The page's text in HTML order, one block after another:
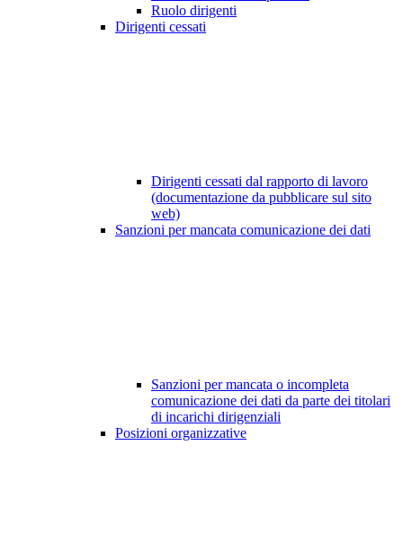
Ruolo dirigenti
Dirigenti cessati
Dirigenti cessati dal rapporto di lavoro
(documentazione da pubblicare sul sito
web)
Sanzioni per mancata comunicazione dei dati
Sanzioni per mancata o incompleta
comunicazione dei dati da parte dei titolari
di incarichi dirigenziali
Posizioni organizzative